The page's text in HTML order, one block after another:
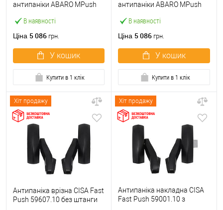
В наявності
антипаніки ABARO МPush
чорний із замком та ручкою
Ціна 5 086 грн.
У кошик
Купити в 1 клік
В наявності
антипаніки ABARO МPush
червоний із замком та
Ціна 5 086 грн.
У кошик
Купити в 1 клік
Хіт продажу
Антипаніка врізна CISA Fast
Push 59607.10 без штанги
Хіт продажу
Антипаніка накладна CISA
Fast Push 59001.10 з